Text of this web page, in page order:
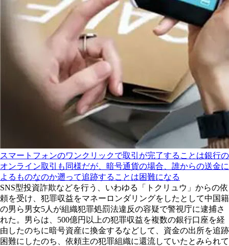
スマートフォンのワンクリックで取引が完了することは銀行の
オンライン取引も同様だが、暗号通貨の場合、誰からの送金に
よるものなのか遡って追跡することは困難になる
SNS型投資詐欺などを行う、いわゆる「トクリュウ」からの依
頼を受け、犯罪収益をマネーロンダリングをしたとして中国籍
の男ら男女5人が組織犯罪処罰法違反の容疑で警視庁に逮捕さ
れた。男らは、500億円以上の犯罪収益を複数の銀行口座を経
由したのちに暗号資産に換金するなどして、資金の出所を追跡
困難にしたのち、依頼主の犯罪組織に還流していたとみられて